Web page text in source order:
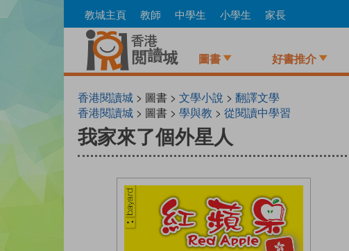
to
教城主頁 教師 中學生 小學生 家長
圖書 好書推介
香港閱讀城> 圖書 > 文學小說 > 翻譯文學
香港閱讀城> 圖書 > 學與教 > 從閱讀中學習
我家來了個外星人